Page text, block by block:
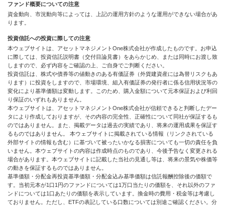
ファンド概要についての注意
資金動向、市況動向等によっては、上記の運用方針のような運用ができない場合があ
ります。
投資信託への投資に際しての注意
本ウェブサイトは、アセットマネジメントOne株式会社が作成したものです。お申込
に際しては、投資信託説明書（交付目論見書）をあらかじめ、または同時にお渡し致
しますので、必ず内容をご確認の上、ご自身でご判断ください。
投資信託は、株式や債券等の値動きのある有価証券（外貨建資産には為替リスクもあ
ります）に投資をしますので、市場環境、組入有価証券の発行者に係る信用状況等の
変化により基準価額は変動します。このため、購入金額について元本保証および利回
り保証のいずれもありません。
本ウェブサイトは、アセットマネジメントOne株式会社が信頼できると判断したデー
タにより作成しておりますが、その内容の完全性、正確性について同社が保証するも
のではありません。また、掲載データは過去の実績であり、将来の運用成果を保証す
るものではありません。 本ウェブサイトに掲載されている情報（リンクされている
外部サイトの情報も含む）に基づいて被ったいかなる損害についても一切の責任を負
いません。本ウェブサイトの内容は作成時点のものであり、今後予告なく変更される
場合があります。本ウェブサイトに記載した当社の見通し等は、将来の景気や株価等
の動きを保証するものではありません。
基準価額・分配金再投資基準価額・分配金込み基準価額は信託報酬控除後の価額で
す。当初元本が1口1円のファンドについては1万口当たりの価額を、それ以外のファ
ンドについては1口あたりの価額を表示しています。換金時の費用・税金等は考慮し
ておりません。ただし、ETFの表記している口数については別途ご確認ください。分